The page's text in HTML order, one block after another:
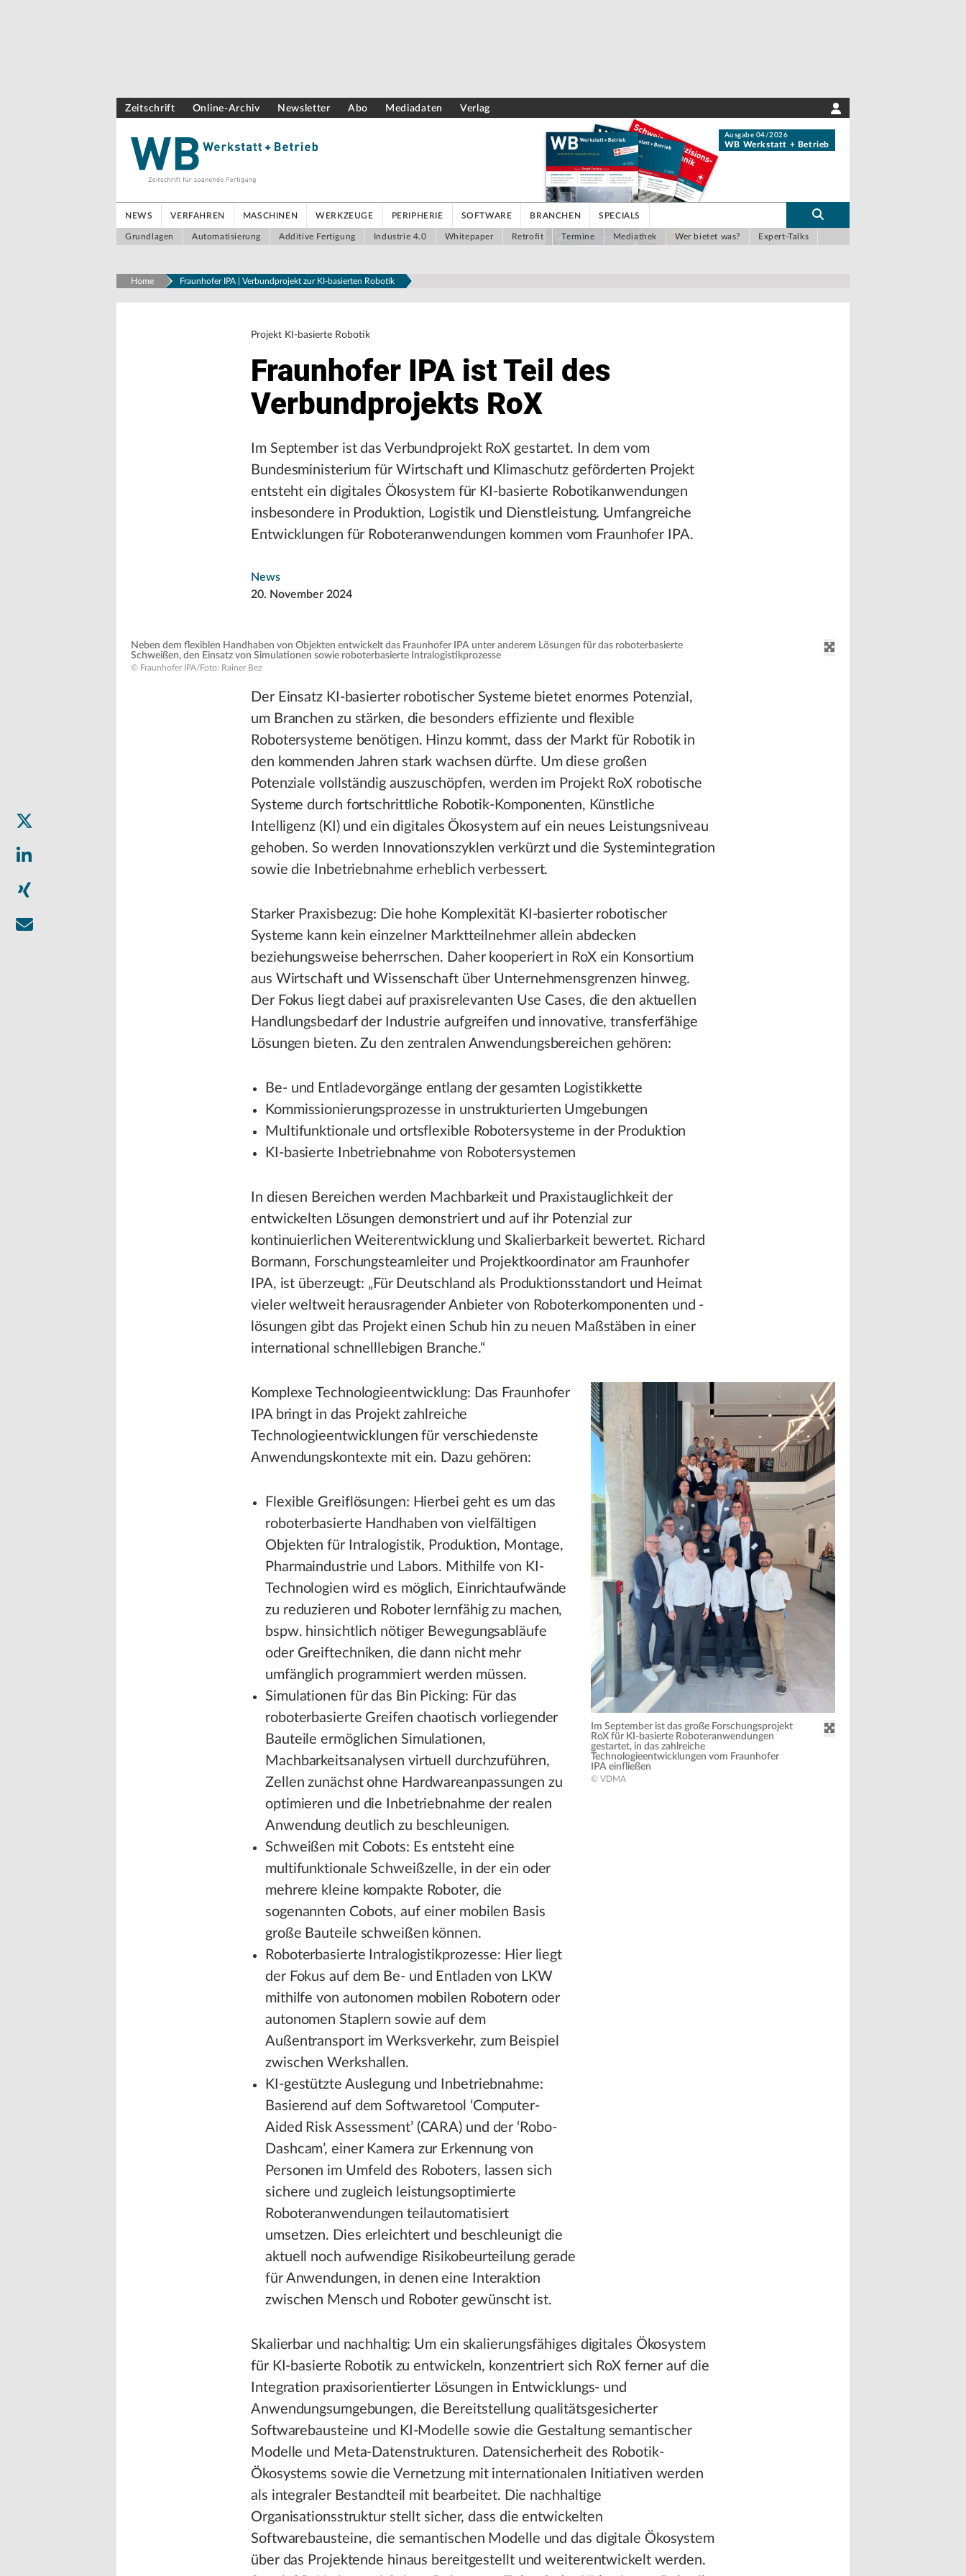
Zeitschrift Online-Archiv Newsletter Abo Mediadaten Verlag
Ausgabe 04/2026
WB Werkstatt + Betrieb
NEWS VERFAHREN MASCHINEN WERKZEUGE PERIPHERIE SOFTWARE BRANCHEN SPECIALS
Grundlagen Automatisierung Additive Fertigung Industrie 4.0 Whitepaper Retrofit Termine Mediathek Wer bietet was? Expert-Talks
Home Fraunhofer IPA | Verbundprojekt zur KI-basierten Robotik
Projekt KI-basierte Robotik
Fraunhofer IPA ist Teil des
Verbundprojekts RoX
Im September ist das Verbundprojekt RoX gestartet. In dem vom
Bundesministerium für Wirtschaft und Klimaschutz geförderten Projekt
entsteht ein digitales Ökosystem für KI-basierte Robotikanwendungen
insbesondere in Produktion, Logistik und Dienstleistung. Umfangreiche
Entwicklungen für Roboteranwendungen kommen vom Fraunhofer IPA.
News
20. November 2024
Neben dem flexiblen Handhaben von Objekten entwickelt das Fraunhofer IPA unter anderem Lösungen für das roboterbasierte
Schweißen, den Einsatz von Simulationen sowie roboterbasierte Intralogistikprozesse
© Fraunhofer IPA/Foto: Rainer Bez
Der Einsatz KI-basierter robotischer Systeme bietet enormes Potenzial,
um Branchen zu stärken, die besonders effiziente und flexible
Robotersysteme benötigen. Hinzu kommt, dass der Markt für Robotik in
den kommenden Jahren stark wachsen dürfte. Um diese großen
Potenziale vollständig auszuschöpfen, werden im Projekt RoX robotische
Systeme durch fortschrittliche Robotik-Komponenten, Künstliche
Intelligenz (KI) und ein digitales Ökosystem auf ein neues Leistungsniveau
gehoben. So werden Innovationszyklen verkürzt und die Systemintegration
sowie die Inbetriebnahme erheblich verbessert.
Starker Praxisbezug: Die hohe Komplexität KI-basierter robotischer
Systeme kann kein einzelner Marktteilnehmer allein abdecken
beziehungsweise beherrschen. Daher kooperiert in RoX ein Konsortium
aus Wirtschaft und Wissenschaft über Unternehmensgrenzen hinweg.
Der Fokus liegt dabei auf praxisrelevanten Use Cases, die den aktuellen
Handlungsbedarf der Industrie aufgreifen und innovative, transferfähige
Lösungen bieten. Zu den zentralen Anwendungsbereichen gehören:
Be- und Entladevorgänge entlang der gesamten Logistikkette
Kommissionierungsprozesse in unstrukturierten Umgebungen
Multifunktionale und ortsflexible Robotersysteme in der Produktion
KI-basierte Inbetriebnahme von Robotersystemen
In diesen Bereichen werden Machbarkeit und Praxistauglichkeit der
entwickelten Lösungen demonstriert und auf ihr Potenzial zur
kontinuierlichen Weiterentwicklung und Skalierbarkeit bewertet. Richard
Bormann, Forschungsteamleiter und Projektkoordinator am Fraunhofer
IPA, ist überzeugt: „Für Deutschland als Produktionsstandort und Heimat
vieler weltweit herausragender Anbieter von Roboterkomponenten und -
lösungen gibt das Projekt einen Schub hin zu neuen Maßstäben in einer
international schnelllebigen Branche.“
Im September ist das große Forschungsprojekt
RoX für KI-basierte Roboteranwendungen
gestartet, in das zahlreiche
Technologieentwicklungen vom Fraunhofer
IPA einfließen
© VDMA
Komplexe Technologieentwicklung: Das Fraunhofer
IPA bringt in das Projekt zahlreiche
Technologieentwicklungen für verschiedenste
Anwendungskontexte mit ein. Dazu gehören:
Flexible Greiflösungen: Hierbei geht es um das
roboterbasierte Handhaben von vielfältigen
Objekten für Intralogistik, Produktion, Montage,
Pharmaindustrie und Labors. Mithilfe von KI-
Technologien wird es möglich, Einrichtaufwände
zu reduzieren und Roboter lernfähig zu machen,
bspw. hinsichtlich nötiger Bewegungsabläufe
oder Greiftechniken, die dann nicht mehr
umfänglich programmiert werden müssen.
Simulationen für das Bin Picking: Für das
roboterbasierte Greifen chaotisch vorliegender
Bauteile ermöglichen Simulationen,
Machbarkeitsanalysen virtuell durchzuführen,
Zellen zunächst ohne Hardwareanpassungen zu
optimieren und die Inbetriebnahme der realen
Anwendung deutlich zu beschleunigen.
Schweißen mit Cobots: Es entsteht eine
multifunktionale Schweißzelle, in der ein oder
mehrere kleine kompakte Roboter, die
sogenannten Cobots, auf einer mobilen Basis
große Bauteile schweißen können.
Roboterbasierte Intralogistikprozesse: Hier liegt
der Fokus auf dem Be- und Entladen von LKW
mithilfe von autonomen mobilen Robotern oder
autonomen Staplern sowie auf dem
Außentransport im Werksverkehr, zum Beispiel
zwischen Werkshallen.
KI-gestützte Auslegung und Inbetriebnahme:
Basierend auf dem Softwaretool ‘Computer-
Aided Risk Assessment’ (CARA) und der ‘Robo-
Dashcam’, einer Kamera zur Erkennung von
Personen im Umfeld des Roboters, lassen sich
sichere und zugleich leistungsoptimierte
Roboteranwendungen teilautomatisiert
umsetzen. Dies erleichtert und beschleunigt die
aktuell noch aufwendige Risikobeurteilung gerade
für Anwendungen, in denen eine Interaktion
zwischen Mensch und Roboter gewünscht ist.
Skalierbar und nachhaltig: Um ein skalierungsfähiges digitales Ökosystem
für KI-basierte Robotik zu entwickeln, konzentriert sich RoX ferner auf die
Integration praxisorientierter Lösungen in Entwicklungs- und
Anwendungsumgebungen, die Bereitstellung qualitätsgesicherter
Softwarebausteine und KI-Modelle sowie die Gestaltung semantischer
Modelle und Meta-Datenstrukturen. Datensicherheit des Robotik-
Ökosystems sowie die Vernetzung mit internationalen Initiativen werden
als integraler Bestandteil mit bearbeitet. Die nachhaltige
Organisationsstruktur stellt sicher, dass die entwickelten
Softwarebausteine, die semantischen Modelle und das digitale Ökosystem
über das Projektende hinaus bereitgestellt und weiterentwickelt werden.